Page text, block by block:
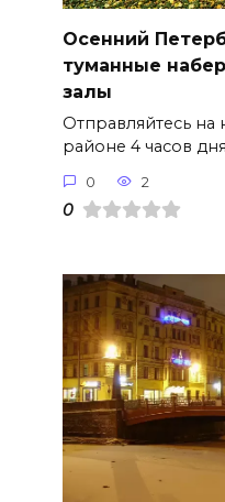
Осенний
туманные
залы
Отправляйтесь
районе 4 часов
0 2
0